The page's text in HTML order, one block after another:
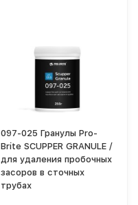
097-025 Гранулы Pro-
Brite SCUPPER GRANULE /
для удаления пробочных
засоров в сточных
трубах